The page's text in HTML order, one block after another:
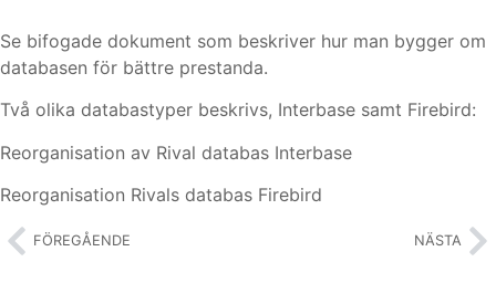
Se bifogade dokument som beskriver hur man bygger om
databasen för bättre prestanda.
Två olika databastyper beskrivs, Interbase samt Firebird:
Reorganisation av Rival databas Interbase
Reorganisation Rivals databas Firebird
FÖREGÅENDE NÄSTA